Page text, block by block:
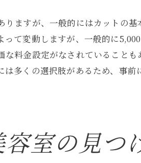
イリストとのコミュニケーション
で施術前後を確認する
イム情報を活用する
イルに合わせた選択肢
を見つけるためのステップ
ますが、一般的にはカットの
て変動しますが、一般的に
料金設定がなされていること
多くの選択肢があるため、事
室の見つ